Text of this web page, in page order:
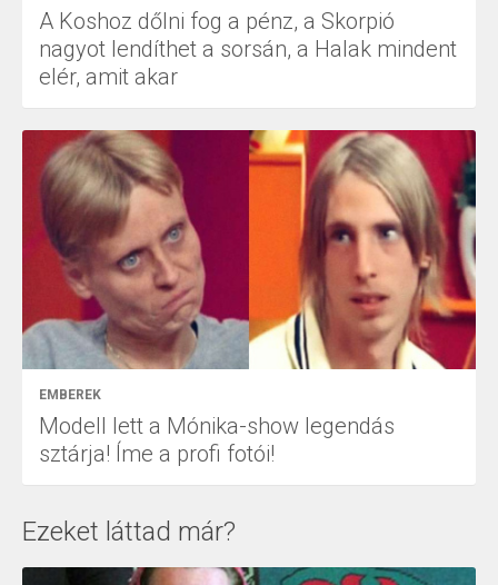
A Koshoz dőlni fog a pénz, a Skorpió
nagyot lendíthet a sorsán, a Halak mindent
elér, amit akar
EMBEREK
Modell lett a Mónika-show legendás
sztárja! Íme a profi fotói!
Ezeket láttad már?